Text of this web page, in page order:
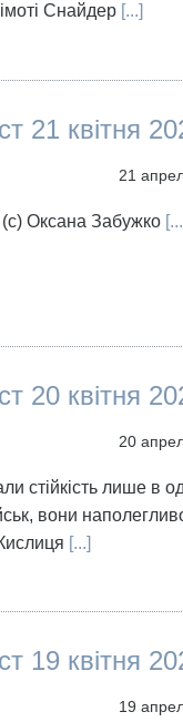
Снайдер[...]
21 квітня
21
(с) Оксана Забужко
20 квітня
20
стійкість лише в
вони
[...]
19 квітня
19